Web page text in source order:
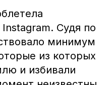
Судя по
минимум
из которых
и избивали